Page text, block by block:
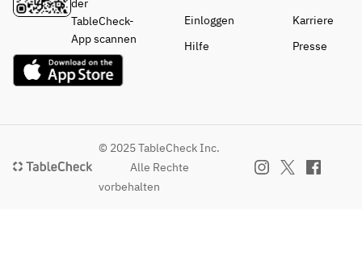
der
TableCheck-
App scannen
Einloggen
Hilfe
Karriere
Presse
© 2025 TableCheck Inc.
Alle Rechte
vorbehalten